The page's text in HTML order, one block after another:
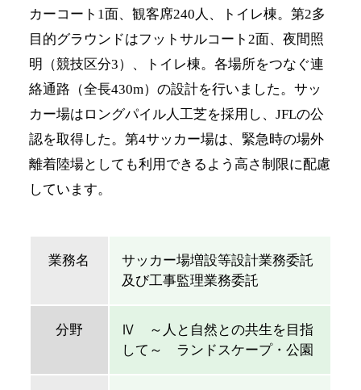
カーコート1面、観客席240人、トイレ棟。第2多
目的グラウンドはフットサルコート2面、夜間照
明（競技区分3）、トイレ棟。各場所をつなぐ連
絡通路（全長430m）の設計を行いました。サッ
カー場はロングパイル人工芝を採用し、JFLの公
認を取得した。第4サッカー場は、緊急時の場外
離着陸場としても利用できるよう高さ制限に配慮
しています。
業務名
サッカー場増設等設計業務委託
及び工事監理業務委託
分野
Ⅳ ～人と自然との共生を目指
して～ ランドスケープ・公園